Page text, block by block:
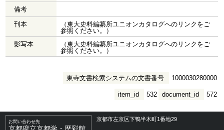
備考
刊本
（東大史料編纂所ユニオンカタログへのリンクをご
参照ください。）
影写本
（東大史料編纂所ユニオンカタログへのリンクをご
参照ください。）
東寺文書検索システムの文書番号 1000030280000
document_id 572
item_id 532
お問い合わせ先 京都市左京区下鴨半木町1番地29